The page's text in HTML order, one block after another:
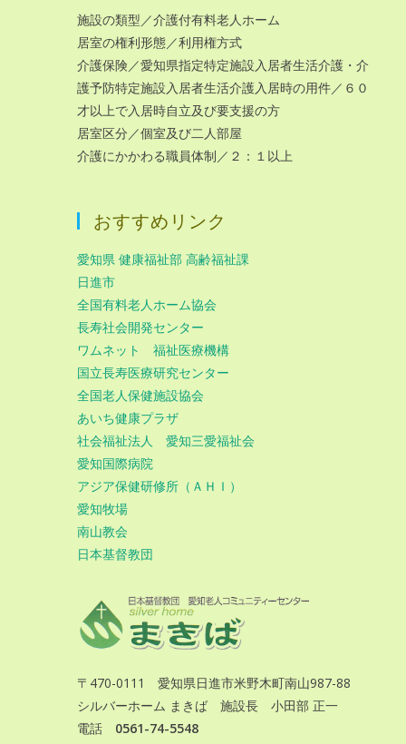
施設の類型／介護付有料老人ホーム
居室の権利形態／利用権方式
介護保険／愛知県指定特定施設入居者生活介護・介
護予防特定施設入居者生活介護入居時の用件／６０
才以上で入居時自立及び要支援の方
居室区分／個室及び二人部屋
介護にかかわる職員体制／２：１以上
おすすめリンク
愛知県 健康福祉部 高齢福祉課
日進市
全国有料老人ホーム協会
長寿社会開発センター
ワムネット 福祉医療機構
国立長寿医療研究センター
全国老人保健施設協会
あいち健康プラザ
社会福祉法人 愛知三愛福祉会
愛知国際病院
アジア保健研修所（ＡＨＩ）
愛知牧場
南山教会
日本基督教団
〒470-0111 愛知県日進市米野木町南山987-88
シルバーホーム まきば 施設長 小田部 正一
電話 0561-74-5548